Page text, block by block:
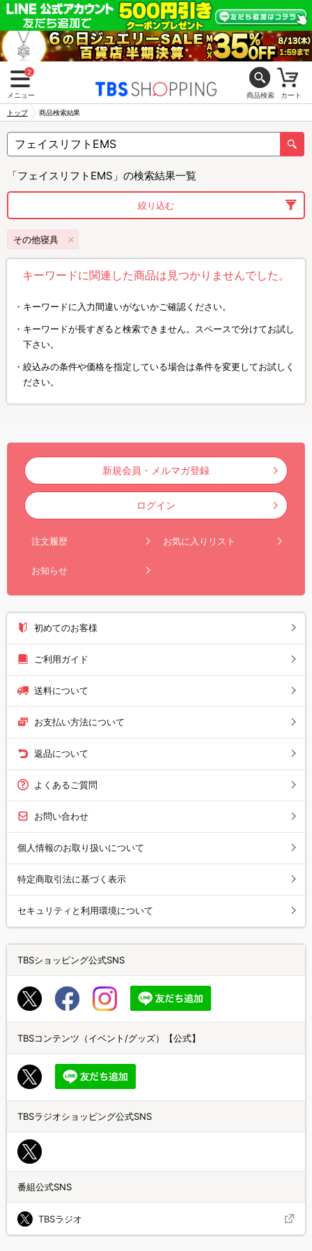
2
メニュー 商品検索 カート
トップ 商品検索結果
「フェイスリフトEMS」の検索結果一覧
絞り込む
その他寝具
キーワードに関連した商品は見つかりませんでした。
キーワードに入力間違いがないかご確認ください。
キーワードが長すぎると検索できません。スペースで分けてお試し
下さい。
絞込みの条件や価格を指定している場合は条件を変更してお試しく
ださい。
新規会員・メルマガ登録
ログイン
注文履歴 お気に入りリスト
お知らせ
初めてのお客様
ご利用ガイド
送料について
お支払い方法について
返品について
よくあるご質問
お問い合わせ
個人情報のお取り扱いについて
特定商取引法に基づく表示
セキュリティと利用環境について
TBSショッピング公式SNS
TBSコンテンツ（イベント/グッズ）【公式】
TBSラジオショッピング公式SNS
番組公式SNS
TBSラジオ